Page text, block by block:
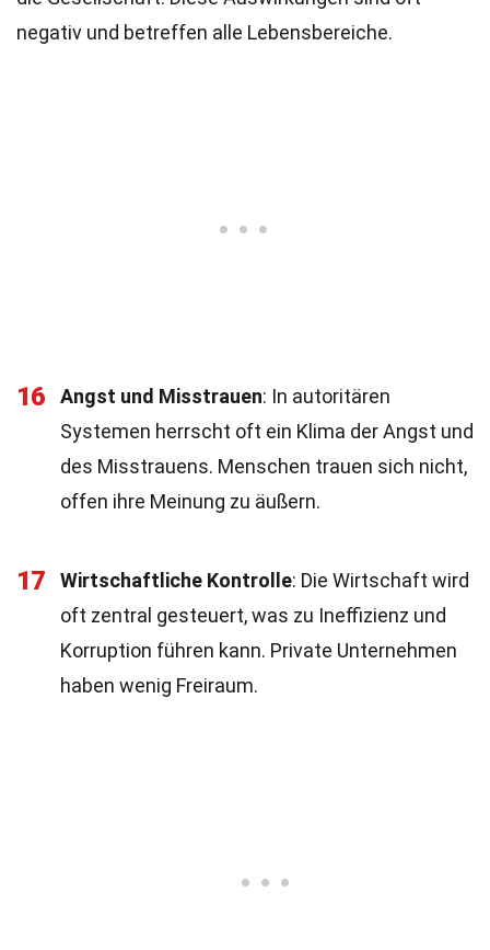
negativ und betreffen alle Lebensbereiche.
16 Angst und Misstrauen: In autoritären
Systemen herrscht oft ein Klima der Angst und
des Misstrauens. Menschen trauen sich nicht,
offen ihre Meinung zu äußern.
17 Wirtschaftliche Kontrolle: Die Wirtschaft wird
oft zentral gesteuert, was zu Ineffizienz und
Korruption führen kann. Private Unternehmen
haben wenig Freiraum.